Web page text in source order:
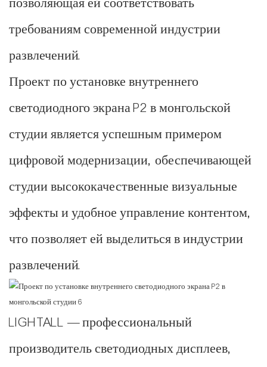
позволяющая ей соответствовать
требованиям современной индустрии
развлечений.
Проект по установке внутреннего
светодиодного экрана P2 в монгольской
студии является успешным примером
цифровой модернизации, обеспечивающей
студии высококачественные визуальные
эффекты и удобное управление контентом,
что позволяет ей выделиться в индустрии
развлечений.
LIGHTALL — профессиональный
производитель светодиодных дисплеев,